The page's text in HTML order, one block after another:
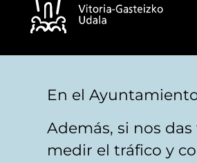
Aviso legal Privacidad
En el
Además, si nos
medir el tráfico y